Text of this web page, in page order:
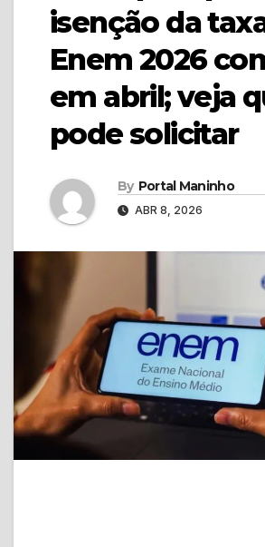
isenção da
Enem 2026
em abril; veja
pode solicitar
By Portal Maninho
ABR 8, 2026